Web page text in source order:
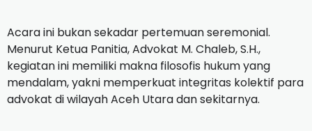
​Acara ini bukan sekadar pertemuan seremonial.
Menurut Ketua Panitia, Advokat M. Chaleb, S.H.,
kegiatan ini memiliki makna filosofis hukum yang
mendalam, yakni memperkuat integritas kolektif para
advokat di wilayah Aceh Utara dan sekitarnya.